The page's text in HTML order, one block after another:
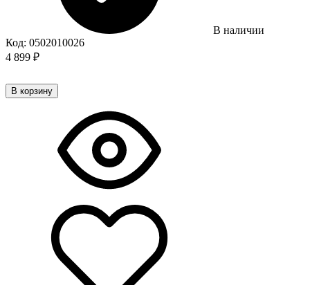
В наличии
Код: 0502010026
4 899 ₽
В корзину